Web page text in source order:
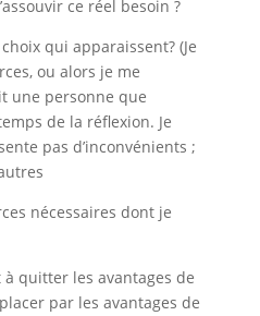
ce réel besoin ?
qui apparaissent? (Je
ou alors je me
une personne que
de la réflexion. Je
pas d’inconvénients ;
nécessaires dont je
quitter les avantages de
par les avantages de